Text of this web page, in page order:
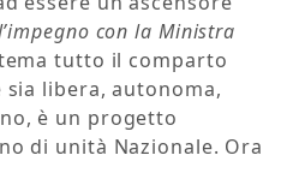
con la Ministra
tutto il comparto
libera, autonoma,
è un progetto
di unità Nazionale. Ora